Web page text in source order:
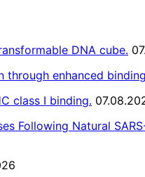
DNA cube.
through enhanced
class I binding.
Following Natural